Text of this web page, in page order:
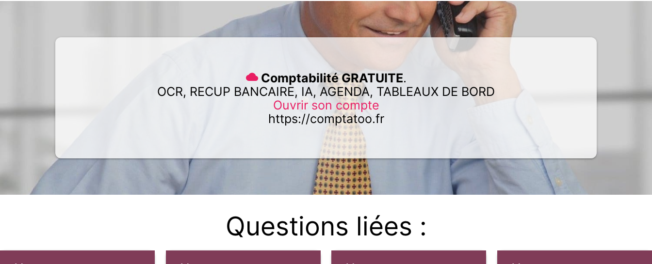
Comptabilité GRATUITE.
OCR, RECUP BANCAIRE, IA, AGENDA, TABLEAUX DE BORD
Ouvrir son compte
https://comptatoo.fr
Questions liées :